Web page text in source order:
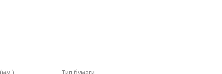
Тип бумаги